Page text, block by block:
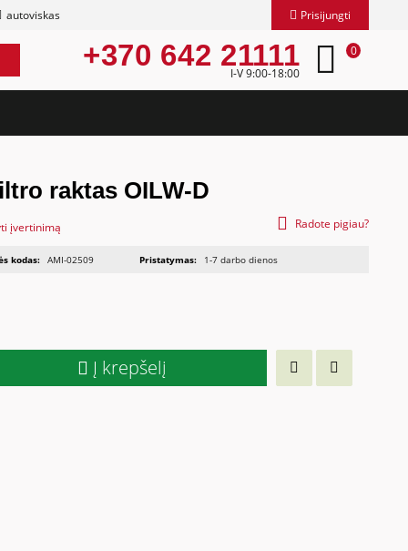
autoviskas Prisijungti
+370 642 21111
I-V 9:00-18:00
0
raktas OILW-D
įvertinimą Radote pigiau?
kodas: AMI-02509 Pristatymas: 1-7 darbo dienos
Į krepšelį